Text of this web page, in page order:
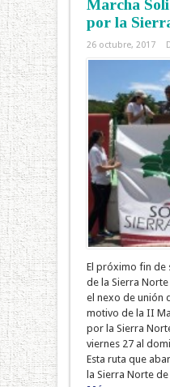
Marcha
por la
26 octubre, 2017
El próximo fin de
de la Sierra
el nexo de unión
motivo de la II
por la Sierra
viernes 27 al
Esta ruta que
la Sierra Norte